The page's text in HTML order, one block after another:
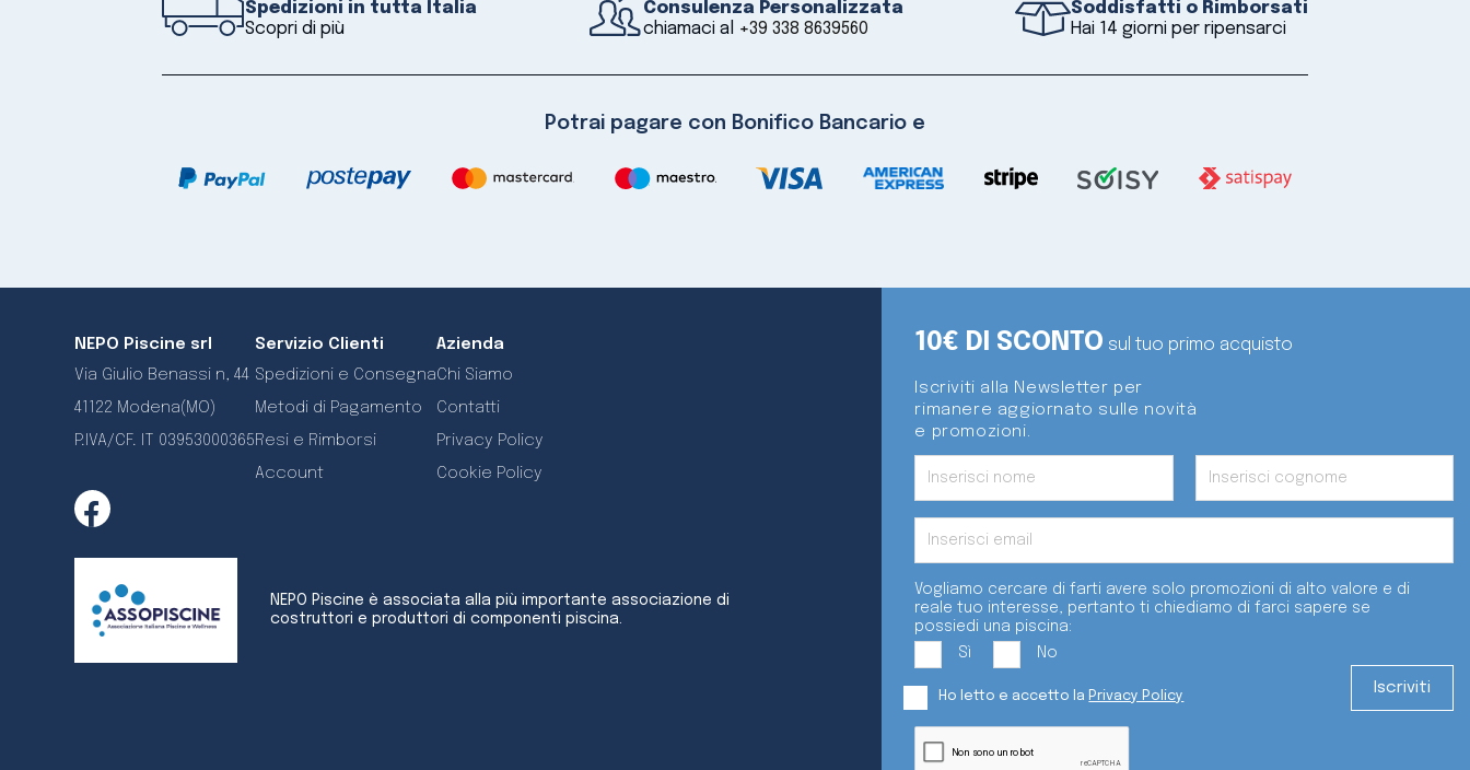
Spedizioni in tutta Italia
Scopri di più
Consulenza Personalizzata
chiamaci al +39 338 8639560
Soddisfatti o Rimborsati
Hai 14 giorni per ripensarci
Potrai pagare con Bonifico Bancario e
10€ DI SCONTO sul tuo primo acquisto
Iscriviti alla Newsletter per
rimanere aggiornato sulle novità
e promozioni.
Vogliamo cercare di farti avere solo promozioni di alto valore e di
reale tuo interesse, pertanto ti chiediamo di farci sapere se
possiedi una piscina:
Sì
No
Ho letto e accetto la Privacy Policy
NEPO Piscine srl
Via Giulio Benassi n, 44
41122 Modena(MO)
P.IVA/CF. IT 03953000365
Servizio Clienti
Spedizioni e Consegna
Metodi di Pagamento
Resi e Rimborsi
Account
Azienda
Chi Siamo
Contatti
Privacy Policy
Cookie Policy
NEPO Piscine è associata alla più importante associazione di
costruttori e produttori di componenti piscina.